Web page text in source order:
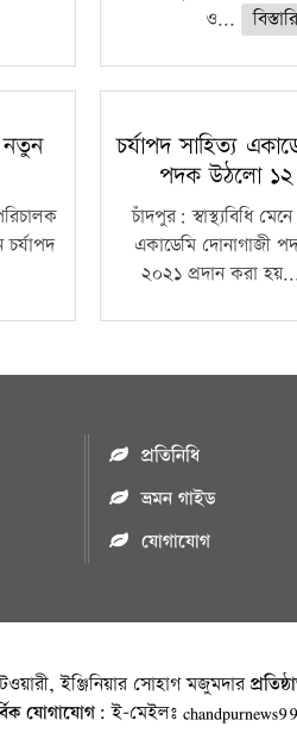
ও...
নতুন
চর্যাপদ
চর্যাপদ সাহিত্য
পদক উঠলো
চাঁদপুর: স্বাস্থ্যবিধি
একাডেমি দোনাগাজী
২০২১ প্রদান করা
প্রতিনিধি
ভ্রমন গাইড
যোগাযোগ
ইঞ্জিনিয়ার সোহাগ মজুমদার
যোগাযোগ: ই-মেইলঃ